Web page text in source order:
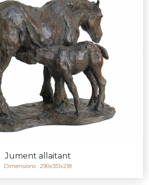
Jument allaitant
Dimensions : 290x351x218